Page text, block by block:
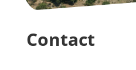
Contact